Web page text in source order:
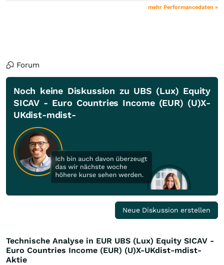
mehr Performancedaten »
Forum
Noch keine Diskussion zu UBS (Lux) Equity
SICAV - Euro Countries Income (EUR) (U)X-
UKdist-mdist-
Neue Diskussion erstellen
Technische Analyse in EUR UBS (Lux) Equity SICAV -
Euro Countries Income (EUR) (U)X-UKdist-mdist-
Aktie